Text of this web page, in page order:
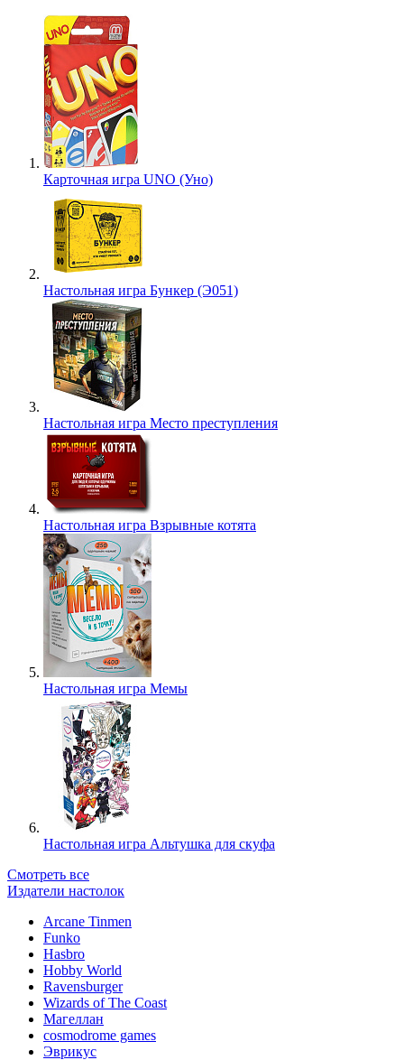
Карточная игра UNO (Уно)
Настольная игра Бункер (Э051)
Настольная игра Место преступления
Настольная игра Взрывные котята
Настольная игра Мемы
Настольная игра Альтушка для скуфа
Смотреть все
Издатели настолок
Arcane Tinmen
Funko
Hasbro
Hobby World
Ravensburger
Wizards of The Coast
Магеллан
сosmodrome games
Эврикус